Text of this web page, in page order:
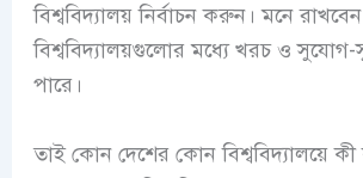
বিশ্ববিদ্যালয় নির্বাচন করুন। মনে
বিশ্ববিদ্যালয়গুলোর মধ্যে খরচ ও সুযোগ-
পারে।
তাই কোন দেশের কোন বিশ্ববিদ্যালয়ে